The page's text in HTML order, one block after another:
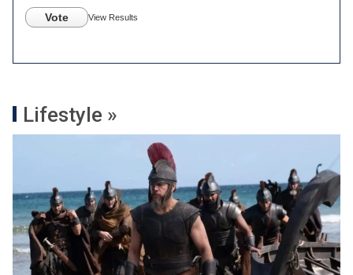
Vote View Results
Lifestyle »